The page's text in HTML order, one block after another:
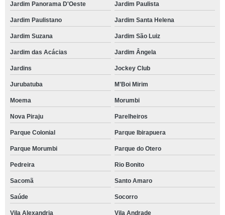
Jardim Panorama D'Oeste Jardim Paulista
Jardim Paulistano Jardim Santa Helena
Jardim Suzana Jardim São Luiz
Jardim das Acácias Jardim Ângela
Jardins Jockey Club
Jurubatuba M'Boi Mirim
Moema Morumbi
Nova Piraju Parelheiros
Parque Colonial Parque Ibirapuera
Parque Morumbi Parque do Otero
Pedreira Rio Bonito
Sacomã Santo Amaro
Saúde Socorro
Vila Alexandria Vila Andrade